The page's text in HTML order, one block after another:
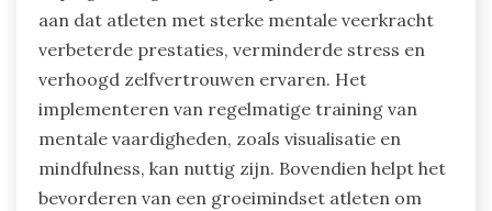
aan dat atleten met sterke mentale veerkracht
verbeterde prestaties, verminderde stress en
verhoogd zelfvertrouwen ervaren. Het
implementeren van regelmatige training van
mentale vaardigheden, zoals visualisatie en
mindfulness, kan nuttig zijn. Bovendien helpt het
bevorderen van een groeimindset atleten om